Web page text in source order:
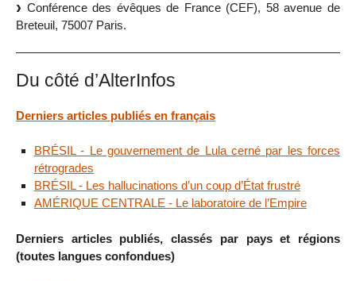
Conférence des évêques de France (CEF), 58 avenue de
Breteuil, 75007 Paris.
Du côté d’AlterInfos
Derniers articles publiés en français
BRÉSIL - Le gouvernement de Lula cerné par les forces
rétrogrades
BRÉSIL - Les hallucinations d’un coup d’État frustré
AMÉRIQUE CENTRALE - Le laboratoire de l’Empire
Derniers articles publiés, classés par pays et régions
(toutes langues confondues)